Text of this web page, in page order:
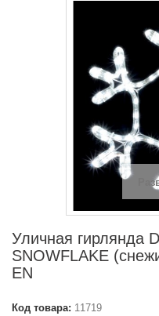
Уличная гирлянда
SNOWFLAKE
EN
Код товара: 11719